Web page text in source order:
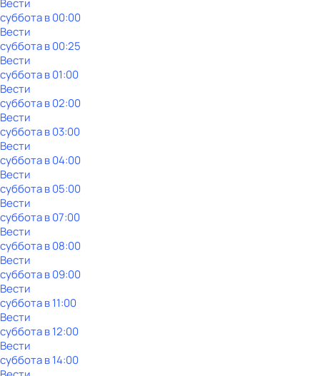
Вести
субботав00:00
Вести
субботав00:25
Вести
субботав01:00
Вести
субботав02:00
Вести
субботав03:00
Вести
субботав04:00
Вести
субботав05:00
Вести
субботав07:00
Вести
субботав08:00
Вести
субботав09:00
Вести
субботав11:00
Вести
субботав12:00
Вести
субботав14:00